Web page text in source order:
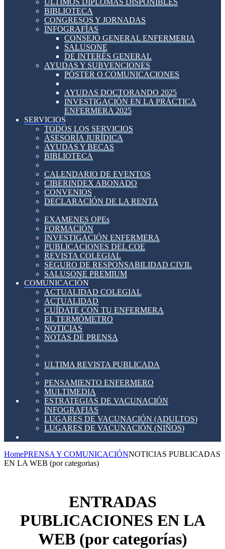
BIBLIOTECA
CONGRESOS Y JORNADAS
INFOGRAFÍAS
CONSEJO GENERAL ENFERMERIA
SALUSONE
DE INTERÉS GENERAL
AYUDAS Y SUBVENCIONES
PÓSTER O COMUNICACIONES
AYUDAS DOCTORANDO 2025
INVESTIGACIÓN EN LA PRÁCTICA
ENFERMERA 2025
SERVICIOS
TODOS LOS SERVICIOS
ASESORÍA JURÍDICA
AYUDAS Y BECAS
BIBLIOTECA
CALENDARIO DE EVENTOS
CIBERINDEX ABONADO
CONVENIOS
DECLARACIÓN DE LA RENTA
EXAMENES OPEs
FORMACIÓN
INVESTIGACIÓN ENFERMERA
PUBLICACIONES DEL COE
REVISTA COLEGIAL
SEGURO DE RESPONSABILIDAD CIVIL
SALUSONE PREMIUM
COMUNICACIÓN
ACTUALIDAD COLEGIAL
ACTUALIDAD
CUÍDATE CON TU ENFERMERA
EL TERMÓMETRO
NOTICIAS
NOTAS DE PRENSA
ULTIMA REVISTA PUBLICADA
PENSAMIENTO ENFERMERO
MULTIMEDIA
ESTRATEGIAS DE VACUNACIÓN
INFOGRAFIAS
LUGARES DE VACUNACIÓN (ADULTOS)
LUGARES DE VACUNACIÓN (NIÑOS)
HomePRENSA Y COMUNICACIÓNNOTICIAS PUBLICADAS
EN LA WEB (por categorias)
ENTRADAS
PUBLICACIONES EN LA
WEB (por categorías)